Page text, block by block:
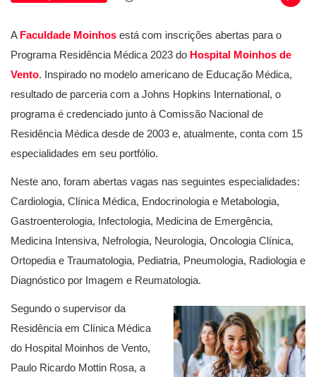
A Faculdade Moinhos está com inscrições abertas para o
Programa Residência Médica 2023 do Hospital Moinhos de
Vento. Inspirado no modelo americano de Educação Médica,
resultado de parceria com a Johns Hopkins International, o
programa é credenciado junto à Comissão Nacional de
Residência Médica desde de 2003 e, atualmente, conta com 15
especialidades em seu portfólio.
Neste ano, foram abertas vagas nas seguintes especialidades:
Cardiologia, Clínica Médica, Endocrinologia e Metabologia,
Gastroenterologia, Infectologia, Medicina de Emergência,
Medicina Intensiva, Nefrologia, Neurologia, Oncologia Clínica,
Ortopedia e Traumatologia, Pediatria, Pneumologia, Radiologia e
Diagnóstico por Imagem e Reumatologia.
Segundo o supervisor da
Residência em Clínica Médica
do Hospital Moinhos de Vento,
Paulo Ricardo Mottin Rosa, a